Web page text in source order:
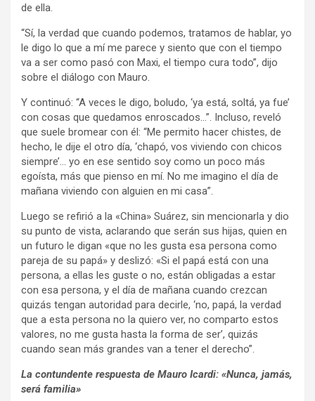
de ella.
“Sí, la verdad que cuando podemos, tratamos de hablar, yo
le digo lo que a mí me parece y siento que con el tiempo
va a ser como pasó con Maxi, el tiempo cura todo”, dijo
sobre el diálogo con Mauro.
Y continuó: “A veces le digo, boludo, ‘ya está, soltá, ya fue’
con cosas que quedamos enroscados…”. Incluso, reveló
que suele bromear con él: “Me permito hacer chistes, de
hecho, le dije el otro día, ‘chapó, vos viviendo con chicos
siempre’… yo en ese sentido soy como un poco más
egoísta, más que pienso en mí. No me imagino el día de
mañana viviendo con alguien en mi casa”.
Luego se refirió a la «China» Suárez, sin mencionarla y dio
su punto de vista, aclarando que serán sus hijas, quien en
un futuro le digan «que no les gusta esa persona como
pareja de su papá» y deslizó: «Si el papá está con una
persona, a ellas les guste o no, están obligadas a estar
con esa persona, y el día de mañana cuando crezcan
quizás tengan autoridad para decirle, ‘no, papá, la verdad
que a esta persona no la quiero ver, no comparto estos
valores, no me gusta hasta la forma de ser’, quizás
cuando sean más grandes van a tener el derecho”.
La contundente respuesta de Mauro Icardi: «Nunca, jamás,
será familia»